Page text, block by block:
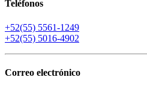
Teléfonos
+52(55) 5561-1249
+52(55) 5016-4902
Correo electrónico